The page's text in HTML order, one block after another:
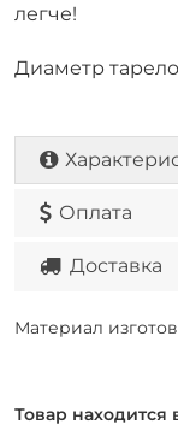
легче!
Диаметр
Оплата
Доставка
Материал
Товар находится